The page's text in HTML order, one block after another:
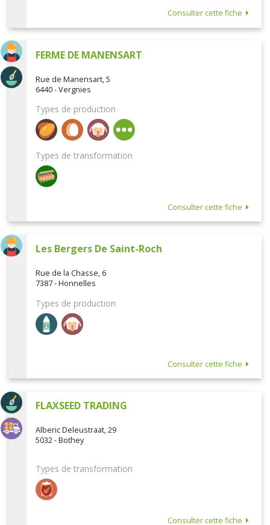
Consulter cette fiche
FERME DE MANENSART
Rue de Manensart, 5
6440 - Vergnies
Types de production
Types de transformation
Consulter cette fiche
Les Bergers De Saint-Roch
Rue de la Chasse, 6
7387 - Honnelles
Types de production
Consulter cette fiche
FLAXSEED TRADING
Alberic Deleustraat, 29
5032 - Bothey
Types de transformation
Consulter cette fiche